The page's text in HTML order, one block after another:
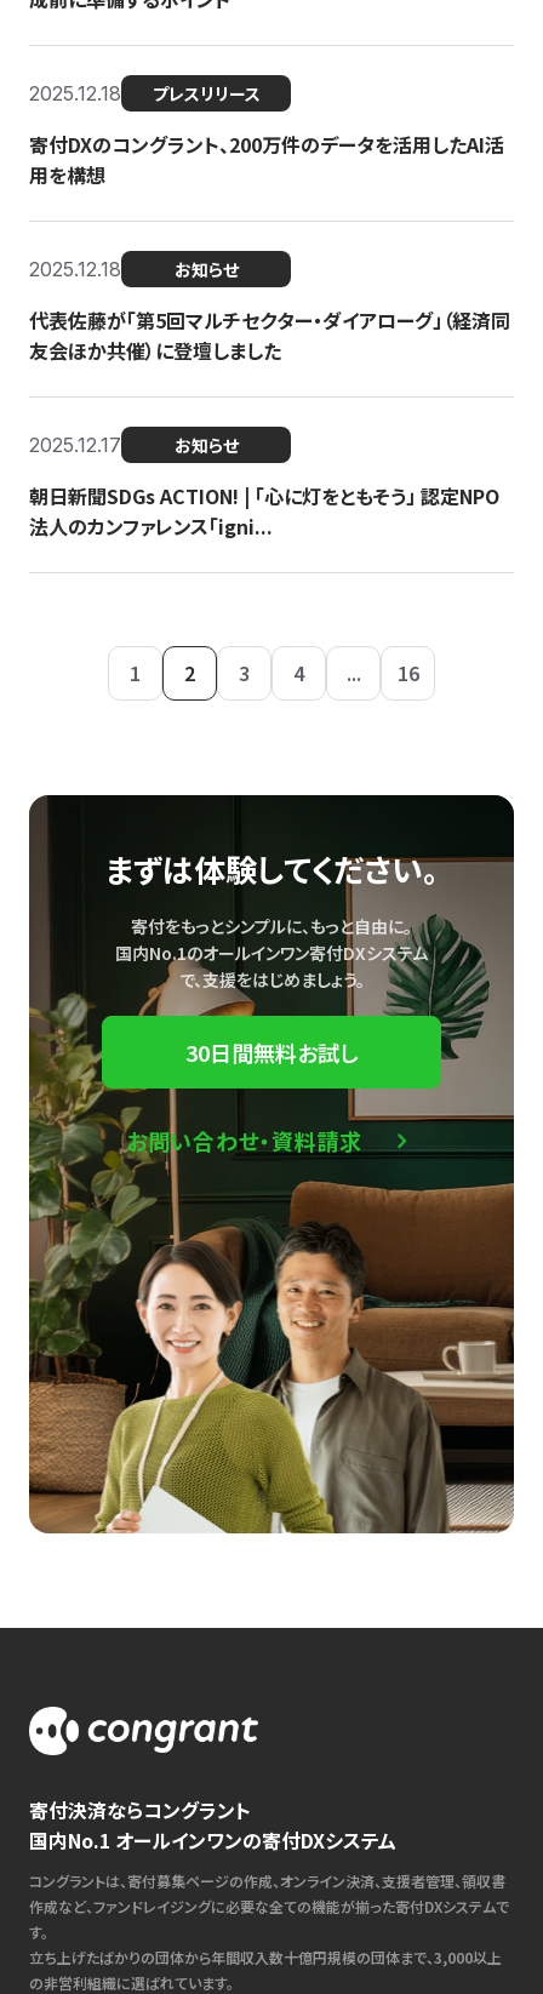
2025.12.18 プレスリリース
寄付DXのコングラント、200万件のデータを活用したAI活
用を構想
2025.12.18 お知らせ
代表佐藤が「第5回マルチセクター・ダイアローグ」（経済同
友会ほか共催）に登壇しました
2025.12.17 お知らせ
朝日新聞SDGs ACTION! | 「心に灯をともそう」 認定NPO
法人のカンファレンス「igni...
1 2 3 4 ... 16
まずは体験してください。
寄付をもっとシンプルに、もっと自由に。
国内No.1のオールインワン寄付DXシステム
で、支援をはじめましょう。
30日間無料お試し
お問い合わせ・資料請求
寄付決済ならコングラント
国内No.1 オールインワンの寄付DXシステム
コングラントは、寄付募集ページの作成、オンライン決済、支援者管理、領収書
作成など、ファンドレイジングに必要な全ての機能が揃った寄付DXシステムで
す。
立ち上げたばかりの団体から年間収入数十億円規模の団体まで、3,000以上
の非営利組織に選ばれています。